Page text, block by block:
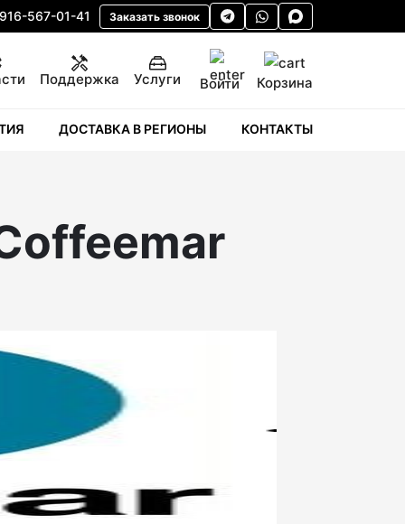
567-01-41 Заказать звонок
Поддержка Услуги Войти Корзина
ДОСТАВКА В РЕГИОНЫ КОНТАКТЫ